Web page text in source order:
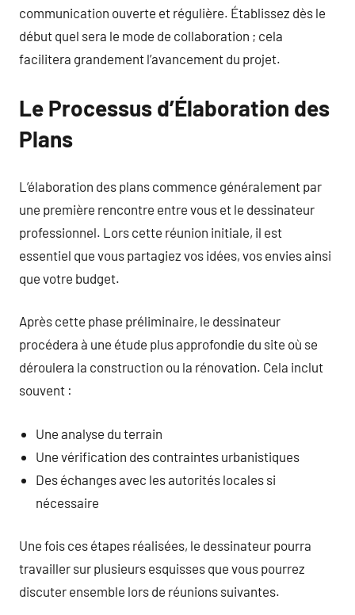
communication ouverte et régulière. Établissez dès le
début quel sera le mode de collaboration ; cela
facilitera grandement l’avancement du projet.
Le Processus d’Élaboration des
Plans
L’élaboration des plans commence généralement par
une première rencontre entre vous et le dessinateur
professionnel. Lors cette réunion initiale, il est
essentiel que vous partagiez vos idées, vos envies ainsi
que votre budget.
Après cette phase préliminaire, le dessinateur
procédera à une étude plus approfondie du site où se
déroulera la construction ou la rénovation. Cela inclut
souvent :
Une analyse du terrain
Une vérification des contraintes urbanistiques
Des échanges avec les autorités locales si
nécessaire
Une fois ces étapes réalisées, le dessinateur pourra
travailler sur plusieurs esquisses que vous pourrez
discuter ensemble lors de réunions suivantes.